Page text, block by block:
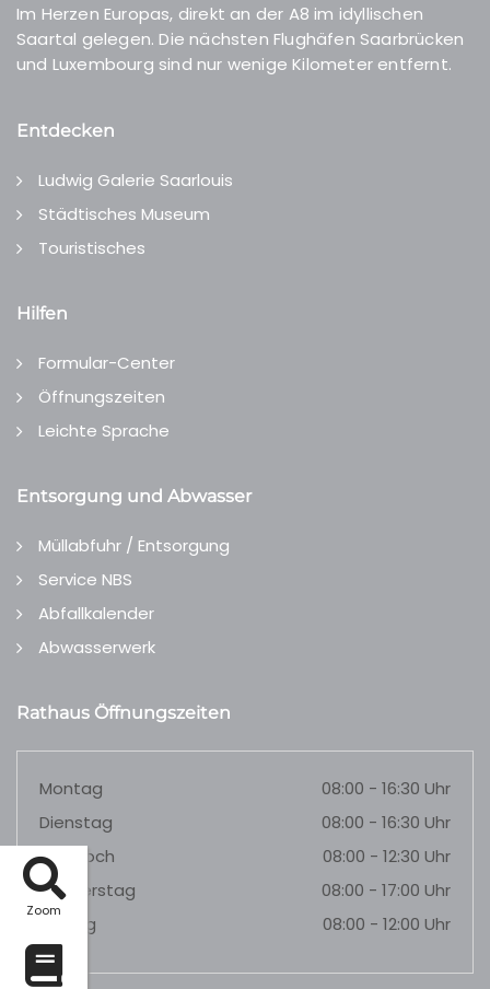
Zoom
Im Herzen Europas, direkt an der A8 im idyllischen
Saartal gelegen. Die nächsten Flughäfen Saarbrücken
und Luxembourg sind nur wenige Kilometer entfernt.
Entdecken
Ludwig Galerie Saarlouis
Städtisches Museum
Touristisches
Hilfen
Formular-Center
Öffnungszeiten
Leichte Sprache
Entsorgung und Abwasser
Müllabfuhr / Entsorgung
Service NBS
Abfallkalender
Abwasserwerk
Rathaus Öffnungszeiten
Montag
08:00 - 16:30 Uhr
Dienstag
08:00 - 16:30 Uhr
Mittwoch
08:00 - 12:30 Uhr
Donnerstag
08:00 - 17:00 Uhr
Freitag
08:00 - 12:00 Uhr